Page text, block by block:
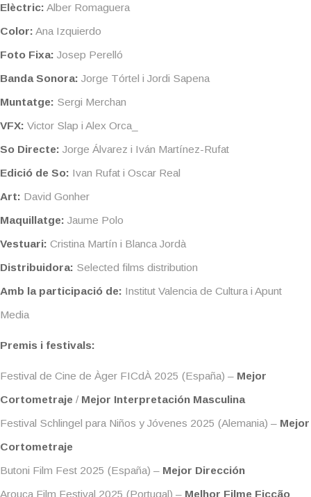
Elèctric: Alber Romaguera
Color: Ana Izquierdo
Foto Fixa: Josep Perelló
Banda Sonora: Jorge Tórtel i Jordi Sapena
Muntatge: Sergi Merchan
VFX: Victor Slap i Alex Orca_
So Directe: Jorge Álvarez i Iván Martínez-Rufat
Edició de So: Ivan Rufat i Oscar Real
Art: David Gonher
Maquillatge: Jaume Polo
Vestuari: Cristina Martín i Blanca Jordà
Distribuidora: Selected films distribution
Amb la participació de: Institut Valencia de Cultura i Apunt
Media
Premis i festivals:
Festival de Cine de Àger FICdÀ 2025 (España) – Mejor
Cortometraje / Mejor Interpretación Masculina
Festival Schlingel para Niños y Jóvenes 2025 (Alemania) – Mejor
Cortometraje
Butoni Film Fest 2025 (España) – Mejor Dirección
Arouca Film Festival 2025 (Portugal) – Melhor Filme Ficção